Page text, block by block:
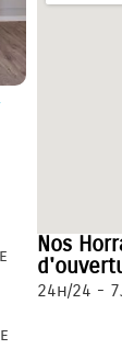
Nos
24h/24 -